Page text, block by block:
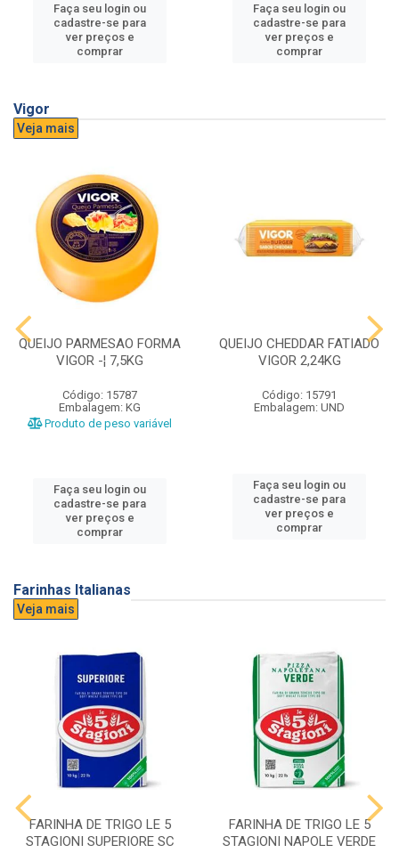
Faça seu login ou
cadastre-se para
ver preços e
comprar
Faça seu login ou
cadastre-se para
ver preços e
comprar
Vigor
Veja mais
QUEIJO PARMESAO FORMA
VIGOR -¦ 7,5KG
Código: 15787
Embalagem: KG
Produto de peso variável
Faça seu login ou
cadastre-se para
ver preços e
comprar
QUEIJO CHEDDAR FATIADO
VIGOR 2,24KG
Código: 15791
Embalagem: UND
Faça seu login ou
cadastre-se para
ver preços e
comprar
Farinhas Italianas
Veja mais
FARINHA DE TRIGO LE 5
STAGIONI SUPERIORE SC
FARINHA DE TRIGO LE 5
STAGIONI NAPOLE VERDE